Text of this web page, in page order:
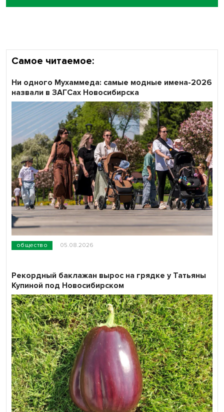
объективность результатов ЕДГ в Новосибирской
Самое читаемое:
общество 05.08.2026
Ни одного Мухаммеда: самые модные имена-2026
назвали в ЗАГСах Новосибирска
Рекордный баклажан вырос на грядке у Татьяны
Купиной под Новосибирском